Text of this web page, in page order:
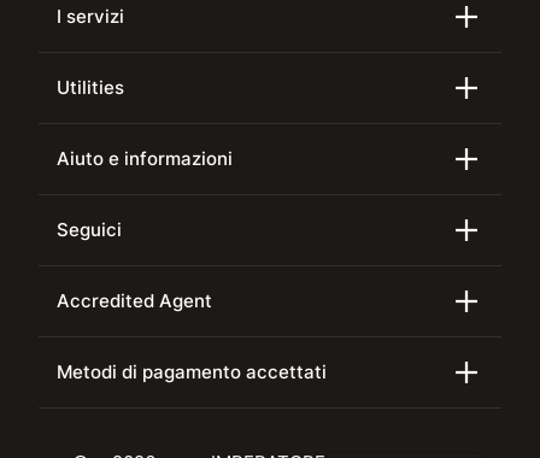
I servizi
Utilities
Aiuto e informazioni
Seguici
Accredited Agent
Metodi di pagamento accettati